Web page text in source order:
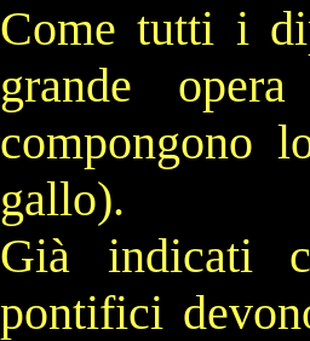
Come tutti i
grande
compongono
gallo).
Già indicati
pontifici